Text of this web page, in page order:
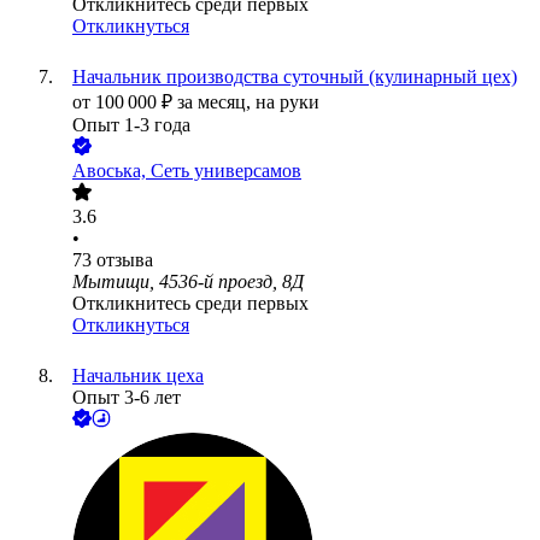
Откликнитесь среди первых
Откликнуться
Начальник производства суточный (кулинарный цех)
от 100 000 ₽ за месяц, на руки
Опыт 1-3 года
Авоська, Cеть универсамов
3.6
•
73 отзыва
Мытищи, 4536-й проезд, 8Д
Откликнитесь среди первых
Откликнуться
Начальник цеха
Опыт 3-6 лет